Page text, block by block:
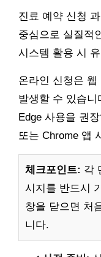
진료 예약 신청
중심으로 실질적
시스템 활용 시
온라인 신청은
발생할 수 있습
Edge 사용을 권
또는 Chrome 앱
체크포인트: 각
시지를 반드시
창을 닫으면 처
니다.